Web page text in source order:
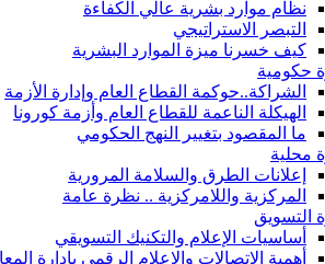
نظام موارد بشرية عالي الكفاءة
التبصر الاستراتيجي
كيف خسرنا ميزة الموارد البشرية
حكومية
الشراكة..حوكمة القطاع العام وإدارة الأزمة
الهيكلة الناعمة للقطاع العام وأزمة كورونا
ما المقصود بتغيير النهج الحكومي
محلية
إعلانات الطرق والسلامة المرورية
المركزية واللامركزية .. نظرة عامة
التسويق
أساسيات الإعلام والتكنيك التسويقي
أهمية الاتصالات والإعلام الرقمي بإدارة